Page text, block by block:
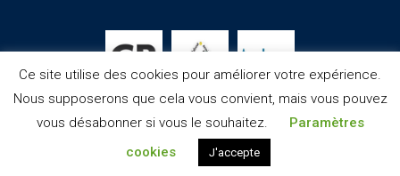
jplcreations|Mentions légales
Ce site utilise des cookies pour améliorer votre expérience.
Nous supposerons que cela vous convient, mais vous pouvez
vous désabonner si vous le souhaitez.
Paramètres
cookies
J'accepte